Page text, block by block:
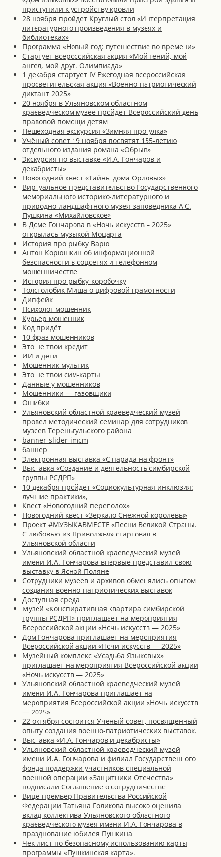
приступили к устройству кровли
28 ноября пройдет Круглый стол «Интерпретация
литературного произведения в музеях и
библиотеках»
Программа «Новый год: путешествие во времени»
Стартует всероссийская акция «Мой гений, мой
ангел, мой друг. Олимпиада»
1 декабря стартует IV Ежегодная всероссийская
просветительская акция «Военно-патриотический
диктант 2025»
20 ноября в Ульяновском областном
краеведческом музее пройдет Всероссийский день
правовой помощи детям
Пешеходная экскурсия «Зимняя прогулка»
Учёный совет 19 ноября посвятят 155-летию
отдельного издания романа «Обрыв»
Экскурсия по выставке «И.А. Гончаров и
декабристы»
Новогодний квест «Тайны дома Орловых»
Виртуальное представительство Государственного
мемориального историко-литературного и
природно-ландшафтного музея-заповедника А.С.
Пушкина «Михайловское»
В Доме Гончарова в «Ночь искусств – 2025»
открылась музыкой Моцарта
История про рыбку Варю
Антон Корюшкин об информационной
безопасности в соцсетях и телефонном
мошенничестве
История про рыбку-коробочку
Толстолобик Миша о цифровой грамотности
Дипфейк
Психолог мошенник
Курьер мошенник
Код придёт
10 фраз мошенников
Это не твои кредит
ИИ и дети
Мошенник мультик
Это не твои сим-карты
Данные у мошенников
Мошенники — газовщики
Ошибки
Ульяновский областной краеведческий музей
провел методический семинар для сотрудников
музеев Тереньгульского района
banner-slider-imcm
баннер
Электронная выставка «С парада на фронт»
Выставка «Создание и деятельность симбирской
группы РСДРП»
10 декабря пройдет «Социокультурная инклюзия:
лучшие практики»,
Квест «Новогодний переполох»
Новогодний квест «Зеркало Снежной королевы»
Проект #МУЗЫКАВМЕСТЕ «Песни Великой Страны.
С любовью из Приволжья» стартовал в
Ульяновской области
Ульяновский областной краеведческий музей
имени И.А. Гончарова впервые представил свою
выставку в Ясной Поляне
Сотрудники музеев и архивов обменялись опытом
создания военно-патриотических выставок
Доступная среда
Музей «Конспиративная квартира симбирской
группы РСДРП» приглашает на мероприятия
Всероссийской акции «Ночь искусств — 2025»
Дом Гончарова приглашает на мероприятия
Всероссийской акции «Ночи искусств — 2025»
Музейный комплекс «Усадьба Языковых»
приглашает на мероприятия Всероссийской акции
«Ночь искусств — 2025»
Ульяновский областной краеведческий музей
имени И.А. Гончарова приглашает на
мероприятия Всероссийской акции «Ночь искусств
— 2025»
22 октября состоится Ученый совет, посвященный
опыту создания военно-патриотических выставок.
Выставка «И.А. Гончаров и декабристы»
Ульяновский областной краеведческий музей
имени И.А. Гончарова и филиал Государственного
фонда поддержки участников специальной
военной операции «Защитники Отечества»
подписали Соглашение о сотрудничестве
Вице-премьер Правительства Российской
Федерации Татьяна Голикова высоко оценила
вклад коллектива Ульяновского областного
краеведческого музея имени И.А. Гончарова в
празднование юбилея Пушкина
Чек-лист по безопасному использованию карты
программы «Пушкинская карта».